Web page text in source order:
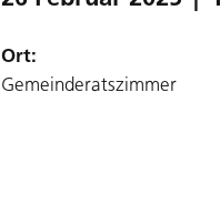
Ort:
Gemeinderatszimmer